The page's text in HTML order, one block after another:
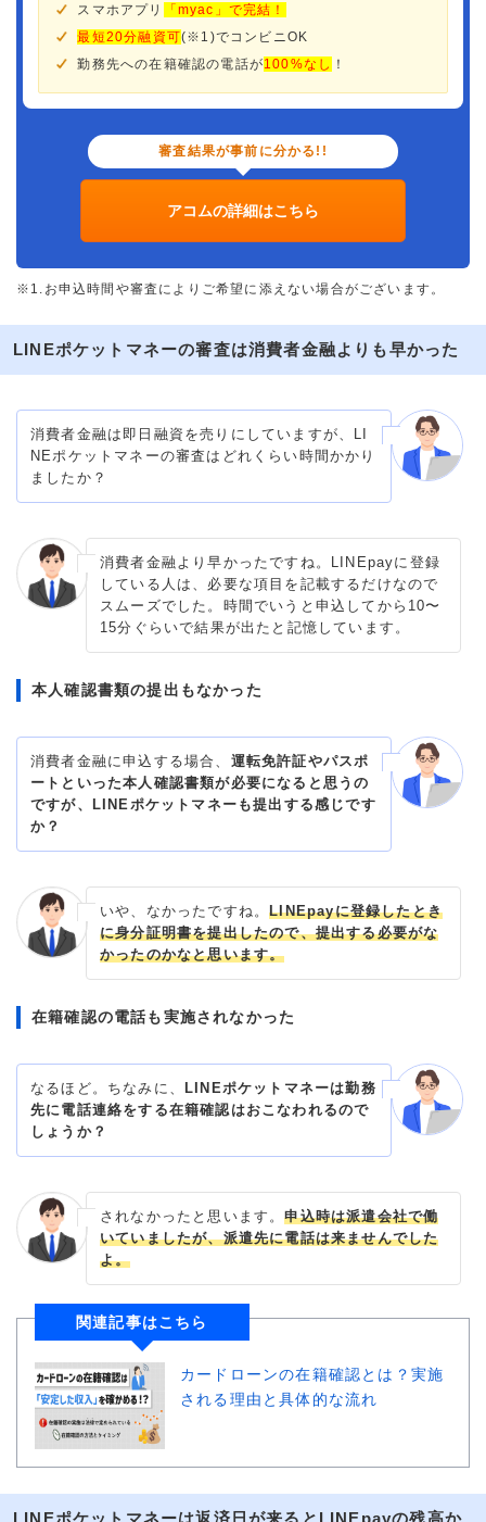
スマホアプリ
「myac」で完結！
最短20分融資可(※1)でコンビニOK
勤務先への在籍確認の電話が100%なし ！
審査結果が事前に分かる!!
アコムの詳細はこちら
※1.お申込時間や審査によりご希望に添えない場合がございます。
LINEポケットマネーの審査は消費者金融よりも早かった
消費者金融は即日融資を売りにしていますが、LI
NEポケットマネーの審査はどれくらい時間かかり
ましたか？
消費者金融より早かったですね。LINEpayに登録
している人は、必要な項目を記載するだけなので
スムーズでした。時間でいうと申込してから10〜
15分ぐらいで結果が出たと記憶しています。
本人確認書類の提出もなかった
消費者金融に申込する場合、 運転免許証やパスポ
ートといった本人確認書類が必要になると思うの
ですが、LINEポケットマネーも提出する感じです
か？
いや、なかったですね。LINEpayに登録したとき
に身分証明書を提出したので、提出する必要がな
かったのかなと思います。
在籍確認の電話も実施されなかった
なるほど。ちなみに、
LINEポケットマネーは勤務
先に電話連絡をする在籍確認はおこなわれるので
しょうか？
されなかったと思います。申込時は派遣会社で働
いていましたが、派遣先に電話は来ませんでした
よ。
関連記事はこちら
カードローンの在籍確認とは？実施
される理由と具体的な流れ
LINEポケットマネーは返済日が来るとLINEpayの残高か